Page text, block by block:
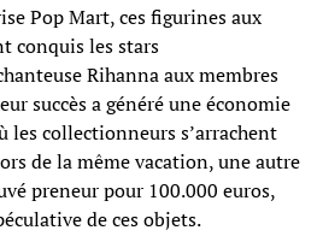
Pop Mart, ces figurines aux
conquis les stars
Rihanna aux membres
succès a généré une économie
les collectionneurs s’arrachent
de la même vacation, une autre
preneur pour 100.000 euros,
de ces objets.